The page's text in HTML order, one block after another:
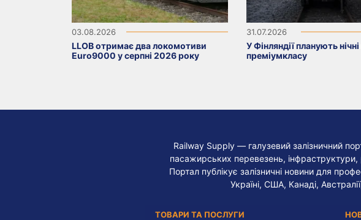
03.08.2026
LLOB отримає два локомотиви
Euro9000 у серпні 2026 року
31.07.2026
У Фінляндії планують нічні
преміумкласу
Railway Supply — галузевий залізничний
пасажирських перевезень, інфраструктури,
Портал публікує залізничні новини для
Україні, США, Канаді,
ТОВАРИ ТА ПОСЛУГИ